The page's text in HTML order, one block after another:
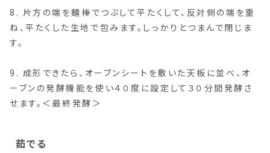
8. 片方の端を麺棒でつぶして平たくして、反対側の端を重
ね、平たくした生地で包みます。しっかりとつまんで閉じま
す。
9. 成形できたら、オーブンシートを敷いた天板に並べ、オ
ーブンの発酵機能を使い４０度に設定して３０分間発酵さ
せます。＜最終発酵＞
茹でる